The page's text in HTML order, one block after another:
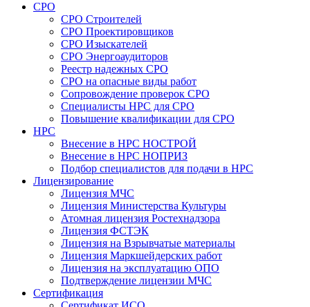
СРО
СРО Строителей
СРО Проектировщиков
СРО Изыскателей
СРО Энергоаудиторов
Реестр надежных СРО
СРО на опасные виды работ
Сопровождение проверок СРО
Специалисты НРС для СРО
Повышение квалификации для СРО
НРС
Внесение в НРС НОСТРОЙ
Внесение в НРС НОПРИЗ
Подбор специалистов для подачи в НРС
Лицензирование
Лицензия МЧС
Лицензия Министерства Культуры
Атомная лицензия Ростехнадзора
Лицензия ФСТЭК
Лицензия на Взрывчатые материалы
Лицензия Маркшейдерских работ
Лицензия на эксплуатацию ОПО
Подтверждение лицензии МЧС
Сертификация